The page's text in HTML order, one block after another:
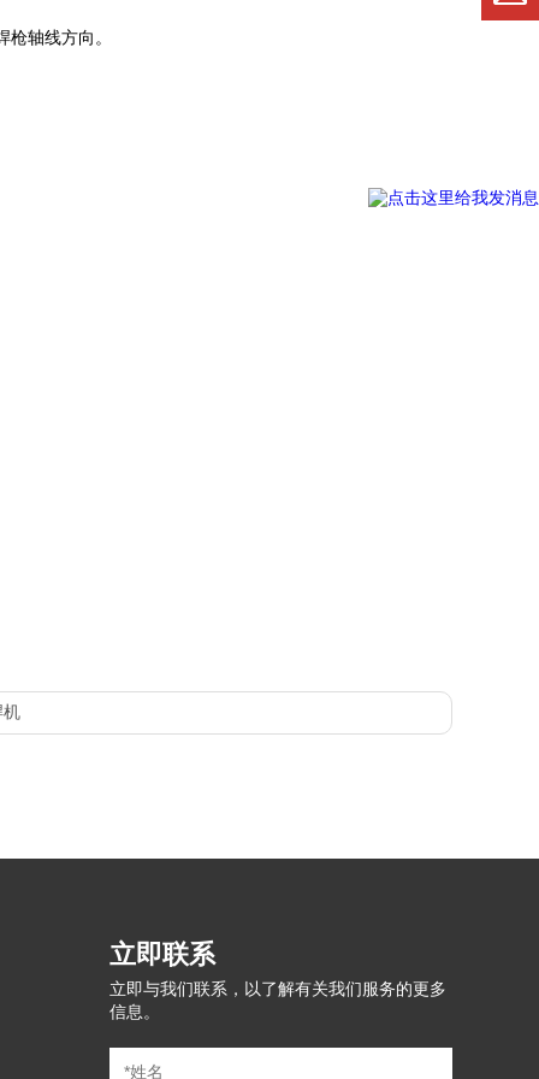
轴线方向。
机
立即联系
立即与我们联系，以了解有关我们服务的更多
信息。